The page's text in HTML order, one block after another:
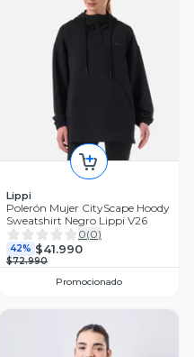
Lippi
Polerón Mujer CityScape Hoody
Sweatshirt Negro Lippi V26
0(0)
42% $41.990
$72.990
Promocionado